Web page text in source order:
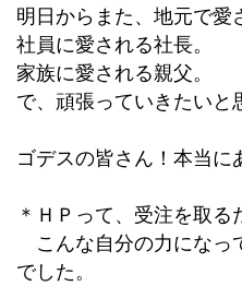
明日からまた、地元で愛
社員に愛される社長。
家族に愛される親父。
で、頑張っていきたいと
ゴデスの皆さん！本当に
＊ＨＰって、受注を取る
こんな自分の力になっ
でした。